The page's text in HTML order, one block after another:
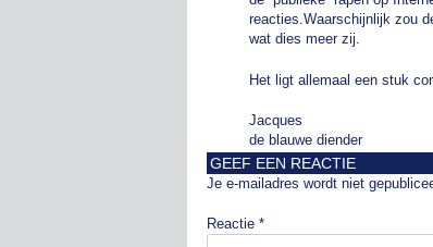
reacties.Waarschijnlijk zou
wat dies meer zij.
Het ligt allemaal een stuk
Jacques
de blauwe diender
GEEF EEN REACTIE
Je e-mailadres wordt niet
Reactie *